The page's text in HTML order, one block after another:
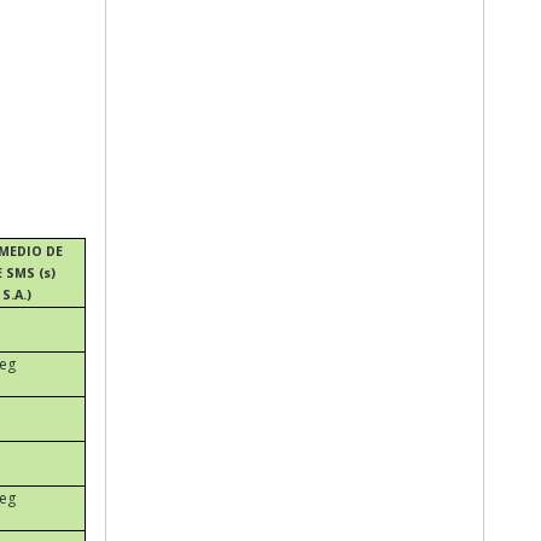
DE
SMS (s)